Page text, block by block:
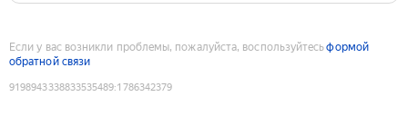
Если у вас возникли проблемы, пожалуйста, воспользуйтесьформой
обратной связи
9198943338833535489:1786342379